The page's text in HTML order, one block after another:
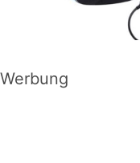
Werbung